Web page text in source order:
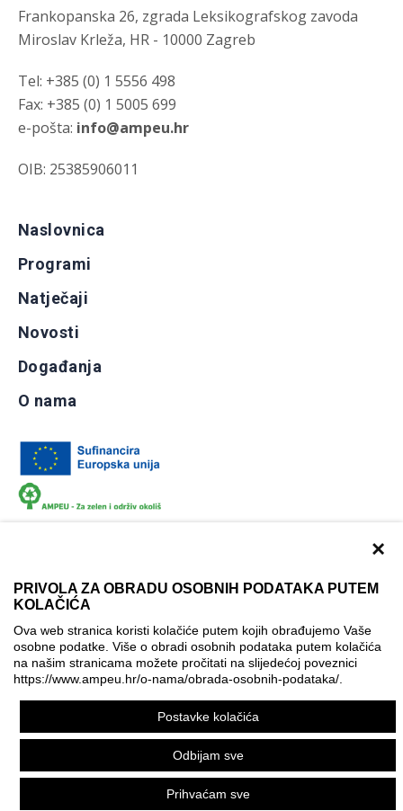
×
PRIVOLA ZA OBRADU OSOBNIH PODATAKA PUTEM
KOLAČIĆA
Ova web stranica koristi kolačiće putem kojih obrađujemo Vaše
osobne podatke. Više o obradi osobnih podataka putem kolačića
na našim stranicama možete pročitati na slijedećoj poveznici
https://www.ampeu.hr/o-nama/obrada-osobnih-podataka/
Postavke kolačića
Odbijam sve
Prihvaćam sve
Frankopanska 26, zgrada Leksikografskog zavoda
Miroslav Krleža, HR - 10000 Zagreb
Tel: +385 (0) 1 5556 498
Fax: +385 (0) 1 5005 699
e-pošta: info@ampeu.hr
OIB: 25385906011
Naslovnica
Programi
Natječaji
Novosti
Događanja
O nama
Izjava o pristupačnosti
Politika korištenja kolačića
Postavke kolačića
Ova mrežna stranica je ostvarena uz financijsku potporu
Europske komisije. Ona izražava isključivo stajalište autora
mrežne stranice i Komisija se ne može smatrati odgovornom
pri upotrebi informacija koje se na njoj nalaze.